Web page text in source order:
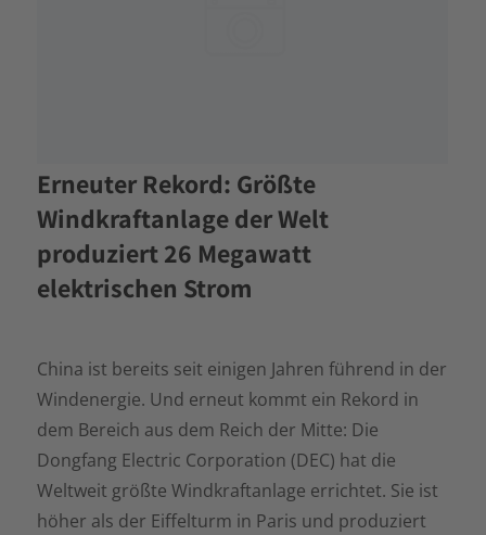
Erneuter Rekord: Größte
Windkraftanlage der Welt
produziert 26 Megawatt
elektrischen Strom
China ist bereits seit einigen Jahren führend in der
Windenergie. Und erneut kommt ein Rekord in
dem Bereich aus dem Reich der Mitte: Die
Dongfang Electric Corporation (DEC) hat die
Weltweit größte Windkraftanlage errichtet. Sie ist
höher als der Eiffelturm in Paris und produziert